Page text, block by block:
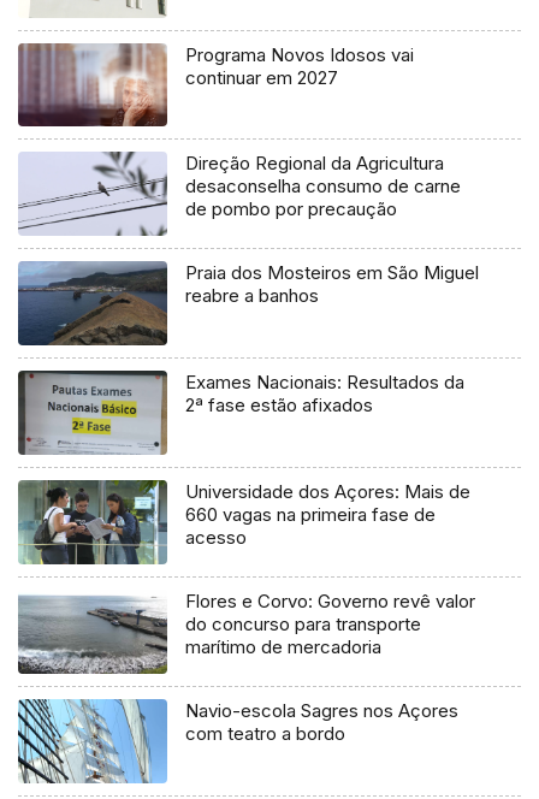
Programa Novos Idosos vai
continuar em 2027
Direção Regional da Agricultura
desaconselha consumo de carne
de pombo por precaução
Praia dos Mosteiros em São Miguel
reabre a banhos
Exames Nacionais: Resultados da
2ª fase estão afixados
Universidade dos Açores: Mais de
660 vagas na primeira fase de
acesso
Flores e Corvo: Governo revê valor
do concurso para transporte
marítimo de mercadoria
Navio-escola Sagres nos Açores
com teatro a bordo